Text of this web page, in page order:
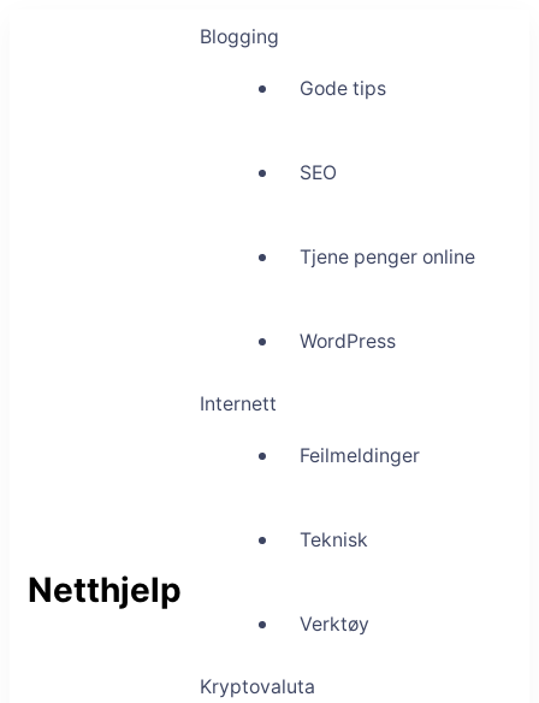
Netthjelp
Blogging
Gode tips
SEO
Tjene penger online
WordPress
Internett
Feilmeldinger
Teknisk
Verktøy
Kryptovaluta